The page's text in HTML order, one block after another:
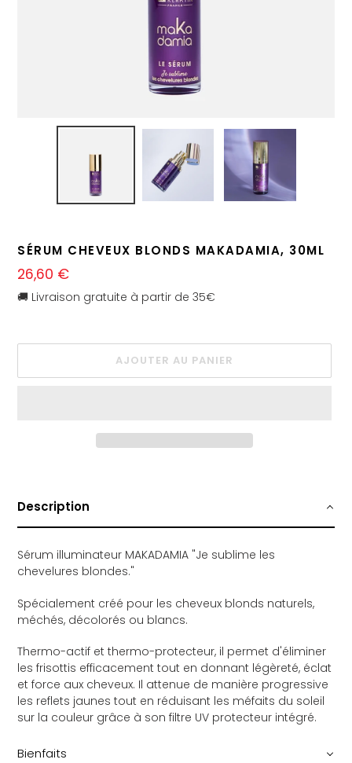
SÉRUM CHEVEUX BLONDS MAKADAMIA, 30ML
Prix
normal
26,60 €
🚚 Livraison gratuite à partir de 35€
AJOUTER AU PANIER
produit
panier
Description
Sérum illuminateur MAKADAMIA "Je sublime les
chevelures blondes."
Spécialement créé pour les cheveux blonds naturels,
méchés, décolorés ou blancs.
Thermo-actif et thermo-protecteur, il permet d'éliminer
les frisottis efficacement tout en donnant légèreté, éclat
et force aux cheveux. Il attenue de manière progressive
les reflets jaunes tout en réduisant les méfaits du soleil
sur la couleur grâce à son filtre UV protecteur intégré.
Bienfaits